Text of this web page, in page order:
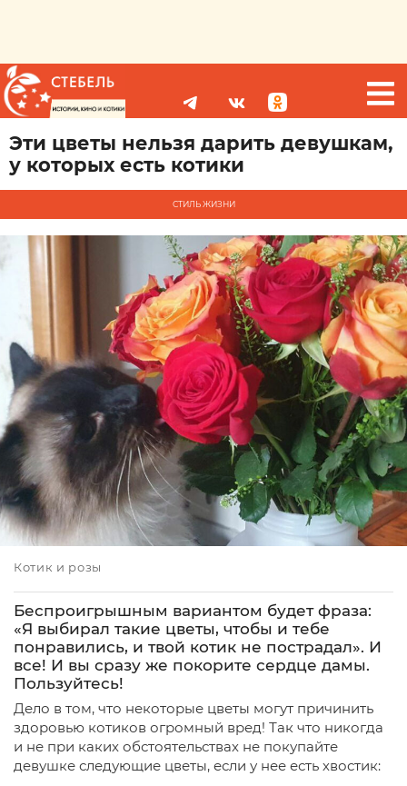
Эти цветы нельзя дарить девушкам,
у которых есть котики
СТИЛЬ ЖИЗНИ
Котик и розы
Беспроигрышным вариантом будет фраза:
«Я выбирал такие цветы, чтобы и тебе
понравились, и твой котик не пострадал». И
все! И вы сразу же покорите сердце дамы.
Пользуйтесь!
Дело в том, что некоторые цветы могут причинить
здоровью котиков огромный вред! Так что никогда
и не при каких обстоятельствах не покупайте
девушке следующие цветы, если у нее есть хвостик: